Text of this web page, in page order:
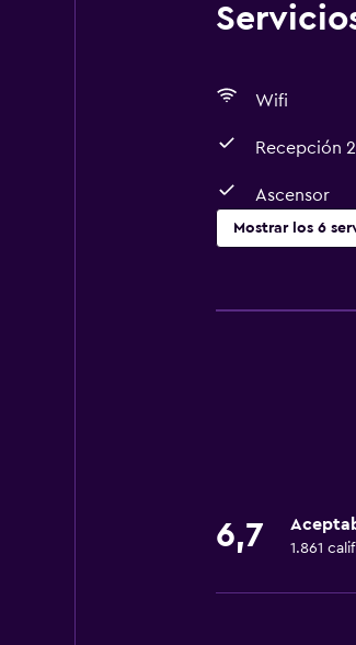
Wifi
Recepción
Ascensor
Mostrar los 6
Check-out
Wifi
6,7 1.861